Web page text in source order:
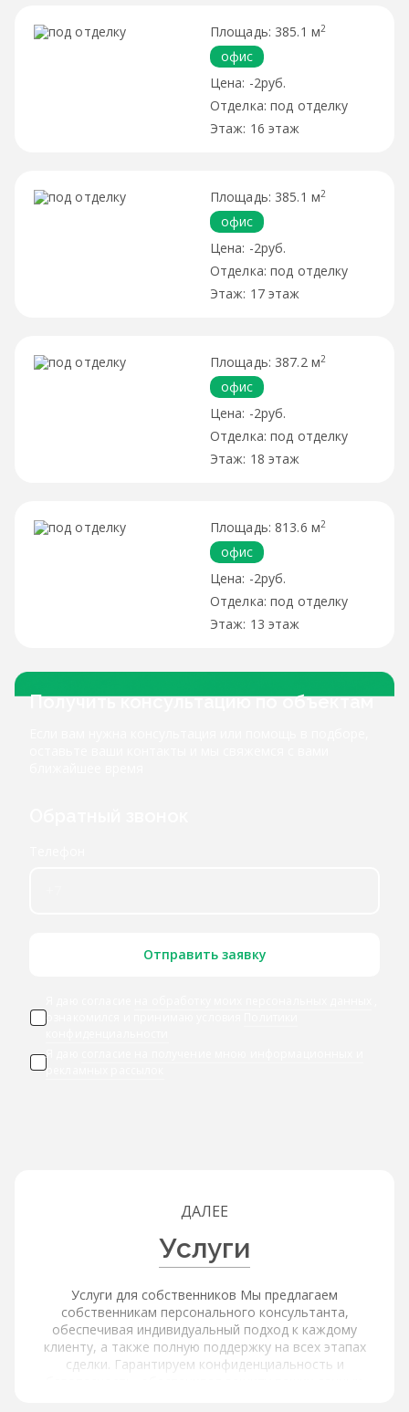
385.1 м2
офис
-2руб.
под отделку
16 этаж
385.1 м2
офис
-2руб.
под отделку
17 этаж
387.2 м2
офис
-2руб.
под отделку
18 этаж
813.6 м2
офис
-2руб.
под отделку
13 этаж
Получить консультацию по объектам
Отправить заявку
ознакомился и принимаю условия
Я даю
рекламных рассылок
ДАЛЕЕ
Услуги
Услуги для собственников Мы предлагаем
собственникам персонального консультанта,
обеспечивая индивидуальный подход к каждому
клиенту, а также полную поддержку на всех этапах
сделки. Гарантируем конфиденциальность и